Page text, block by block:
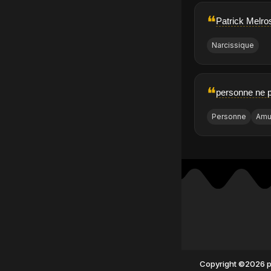
❝Patrick
Narcissique
❝personne ne
Personne
Copyright ©2026